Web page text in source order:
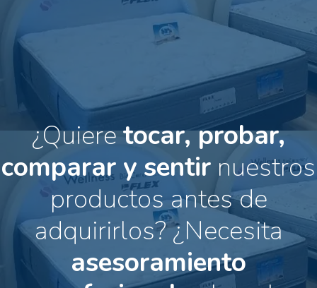
¿Quieretocar, probar,
comparar y sentir nuestros
productos antes de
adquirirlos?¿Necesita
asesoramiento